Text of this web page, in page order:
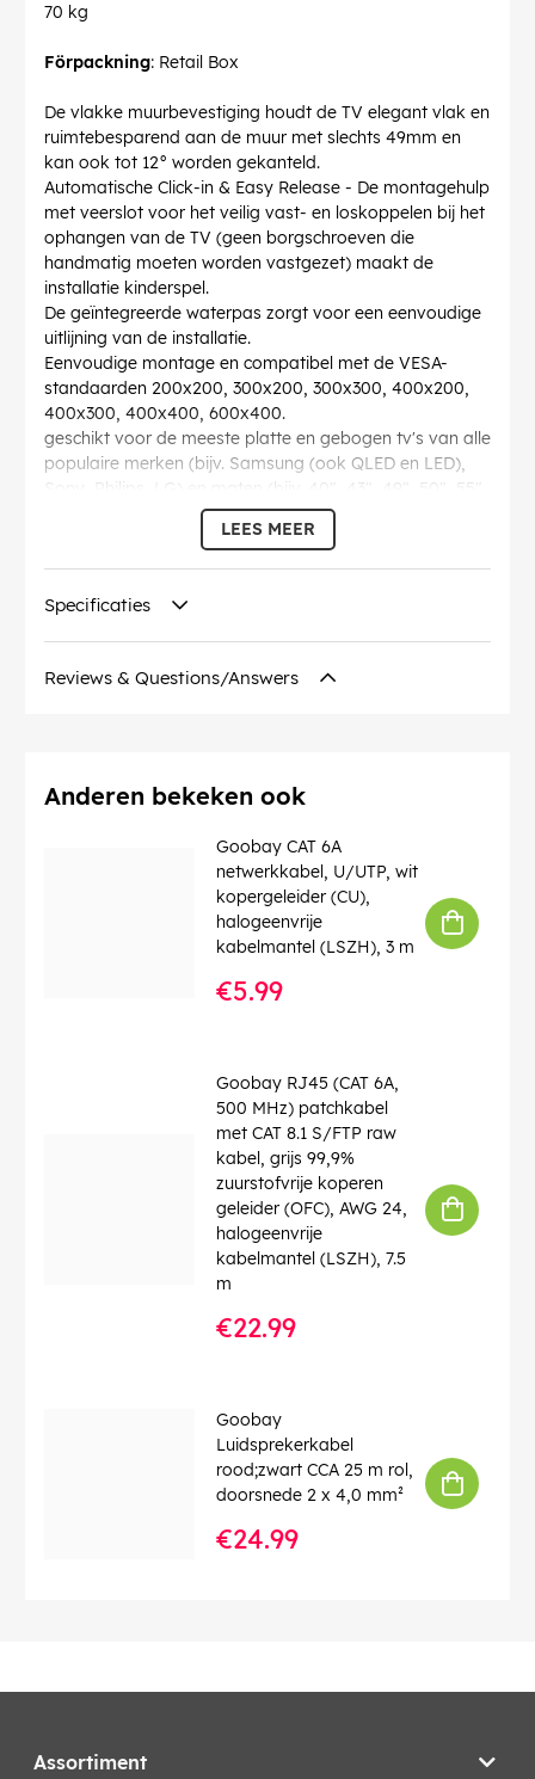
70 kg
Förpackning: Retail Box
De vlakke muurbevestiging houdt de TV elegant vlak en
ruimtebesparend aan de muur met slechts 49mm en
kan ook tot 12° worden gekanteld.
Automatische Click-in & Easy Release - De montagehulp
met veerslot voor het veilig vast- en loskoppelen bij het
ophangen van de TV (geen borgschroeven die
handmatig moeten worden vastgezet) maakt de
installatie kinderspel.
De geïntegreerde waterpas zorgt voor een eenvoudige
uitlijning van de installatie.
Eenvoudige montage en compatibel met de VESA-
standaarden 200x200, 300x200, 300x300, 400x200,
400x300, 400x400, 600x400.
geschikt voor de meeste platte en gebogen tv's van alle
populaire merken (bijv. Samsung (ook QLED en LED),
Sony, Philips, LG) en maten (bijv. 40", 43", 49", 50", 55",
Hoogte: 431 mm
Breedte: 650 mm
max. draaglast: 70 kg
Aanbevolen schermgrootte: L (94-178 cm / 37-70")
max. afstand tussen gaten (VESA)
: 1 stk. doos
: Staal (geëpoxeerd)
Taalomvang verpakkingsillustraties: en, de, fr, it, es,
LEES MEER
Specificaties
Reviews & Questions/Answers
Anderen bekeken ook
Goobay CAT 6A
netwerkkabel, U/UTP, wit
kopergeleider (CU),
halogeenvrije
kabelmantel (LSZH), 3 m
€5.99
Goobay RJ45 (CAT 6A,
500 MHz) patchkabel
met CAT 8.1 S/FTP raw
kabel, grijs 99,9%
zuurstofvrije koperen
geleider (OFC), AWG 24,
halogeenvrije
kabelmantel (LSZH), 7.5
m
€22.99
Goobay
Luidsprekerkabel
rood;zwart CCA 25 m rol,
doorsnede 2 x 4,0 mm²
€24.99
Assortiment